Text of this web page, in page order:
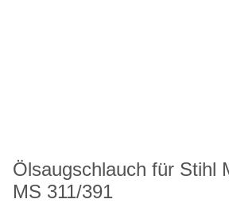
Ölsaugschlauch für Stihl
MS 311/391